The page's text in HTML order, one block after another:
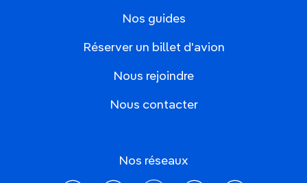
Nos guides
Réserver un billet d'avion
Nous rejoindre
Nous contacter
Nos réseaux